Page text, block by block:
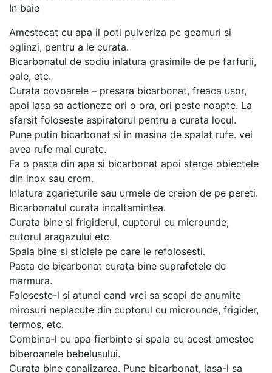
In baie
Amestecat cu apa il poti pulveriza pe geamuri si
oglinzi, pentru a le curata.
Bicarbonatul de sodiu inlatura grasimile de pe farfurii,
oale, etc.
Curata covoarele – presara bicarbonat, freaca usor,
apoi lasa sa actioneze ori o ora, ori peste noapte. La
sfarsit foloseste aspiratorul pentru a curata locul.
Pune putin bicarbonat si in masina de spalat rufe. vei
avea rufe mai curate.
Fa o pasta din apa si bicarbonat apoi sterge obiectele
din inox sau crom.
Inlatura zgarieturile sau urmele de creion de pe pereti.
Bicarbonatul curata incaltamintea.
Curata bine si frigiderul, cuptorul cu microunde,
cutorul aragazului etc.
Spala bine si sticlele pe care le refolosesti.
Pasta de bicarbonat curata bine suprafetele de
marmura.
Foloseste-l si atunci cand vrei sa scapi de anumite
mirosuri neplacute din cuptorul cu microunde, frigider,
termos, etc.
Combina-l cu apa fierbinte si spala cu acest amestec
biberoanele bebelusului.
Curata bine canalizarea. Pune bicarbonat, lasa-l sa